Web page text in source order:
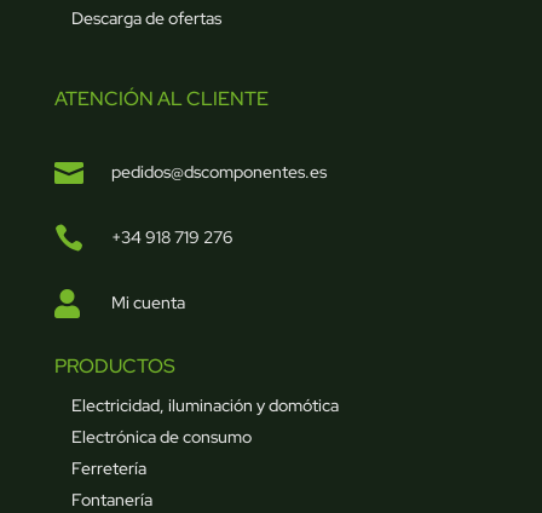
Descarga de ofertas
ATENCIÓN AL CLIENTE
 pedidos@dscomponentes.es
 +34 918 719 276
 Mi cuenta
PRODUCTOS
Electricidad, iluminación y domótica
Electrónica de consumo
Ferretería
Fontanería